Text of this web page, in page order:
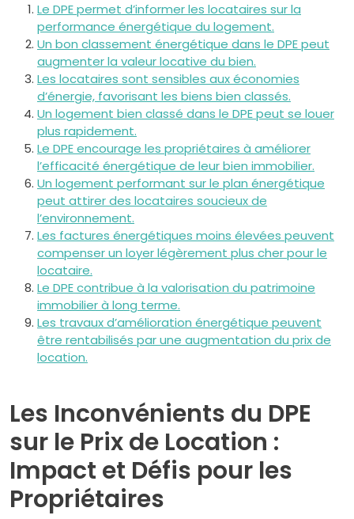
Le DPE permet d’informer les locataires sur la
performance énergétique du logement.
Un bon classement énergétique dans le DPE peut
augmenter la valeur locative du bien.
Les locataires sont sensibles aux économies
d’énergie, favorisant les biens bien classés.
Un logement bien classé dans le DPE peut se louer
plus rapidement.
Le DPE encourage les propriétaires à améliorer
l’efficacité énergétique de leur bien immobilier.
Un logement performant sur le plan énergétique
peut attirer des locataires soucieux de
l’environnement.
Les factures énergétiques moins élevées peuvent
compenser un loyer légèrement plus cher pour le
locataire.
Le DPE contribue à la valorisation du patrimoine
immobilier à long terme.
Les travaux d’amélioration énergétique peuvent
être rentabilisés par une augmentation du prix de
location.
Les Inconvénients du DPE
sur le Prix de Location :
Impact et Défis pour les
Propriétaires